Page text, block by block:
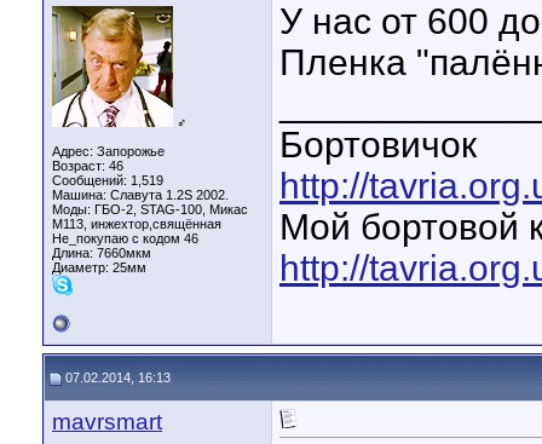
♂
Адрес: Запорожье
Возраст: 46
Сообщений: 1,519
Машина: Славута 1.2S 2002.
Моды: ГБО-2, STAG-100, Микас
М113, инжехтор,свящённая
Не_покупаю с кодом 46
Длина: 7660мкм
Диаметр: 25мм
У нас от 600
Пленка
Бортовичок
http://
Мой бортовой
http://
07.02.2014, 16:13
mavrsmart